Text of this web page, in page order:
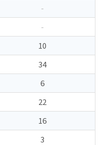
-
-
10
34
6
22
16
3